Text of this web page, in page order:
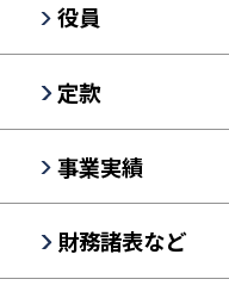
役員
定款
事業実績
財務諸表など